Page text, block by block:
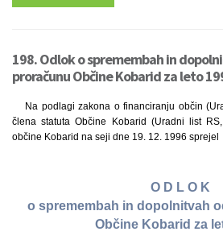
198. Odlok o spremembah in
proračunu Občine Kobarid za leto
Na podlagi zakona o financiranju občin
člena statuta Občine Kobarid (Uradni list
občine Kobarid na seji dne 19. 12. 1996 sprejel
O D L O K
o spremembah in dopolnitvah
Občine Kobarid za